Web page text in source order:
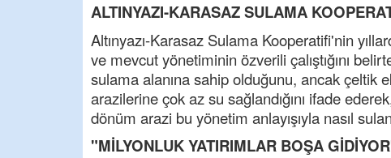
ALTINYAZI-KARASAZ SULAMA
Altınyazı-Karasaz Sulama Kooperatifi'nin
ve mevcut yönetiminin özverili çalıştığını
sulama alanına sahip olduğunu, ancak çeltik
arazilerine çok az su sağlandığını ifade
dönüm arazi bu yönetim anlayışıyla nasıl
"MİLYONLUK YATIRIMLAR BOŞA